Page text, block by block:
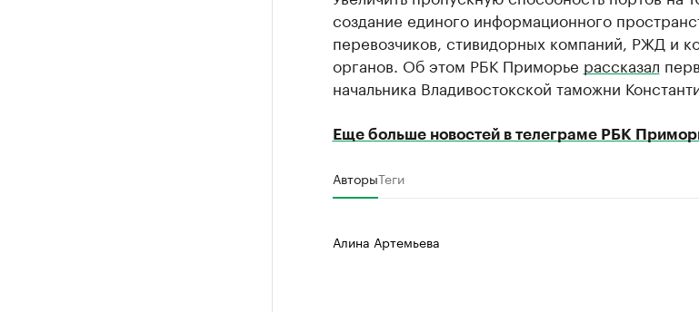
создание единого информационного
перевозчиков, стивидорных компаний, РЖД и
органов. Об этом РБК Приморье рассказал
начальника Владивостокской таможни
Еще больше новостей в телеграме РБК
АвторыТеги
Алина Артемьева